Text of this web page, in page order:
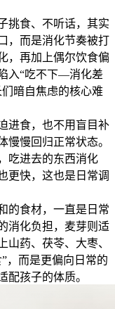
挑食、不听话，其实
，而是消化节奏被打
，再加上偶尔饮食偏
入“吃不下—消化差
暗自焦虑的核心难
进食，也不用盲目补
慢慢回归正常状态。
吃进去的东西消化
更快，这也是日常调
的食材，一直是日常
消化负担，麦芽则适
山药、茯苓、大枣、
，而是更偏向日常的
配孩子的体质。